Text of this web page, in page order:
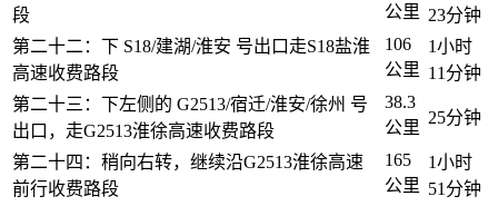
段 公里 23分钟
第二十二：下 S18/建湖/淮安 号出口走S18盐淮
高速收费路段
106
公里
1小时
11分钟
第二十三：下左侧的 G2513/宿迁/淮安/徐州 号
出口，走G2513淮徐高速收费路段
38.3
公里
25分钟
第二十四：稍向右转，继续沿G2513淮徐高速
前行收费路段
165
公里
1小时
51分钟